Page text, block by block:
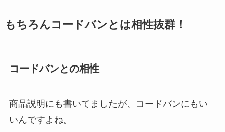
もちろんコードバンとは相性抜群！
コードバンとの相性
商品説明にも書いてましたが、コードバンにもい
いんですよね。